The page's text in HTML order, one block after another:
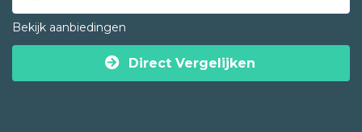
Bekijk aanbiedingen
Direct Vergelijken